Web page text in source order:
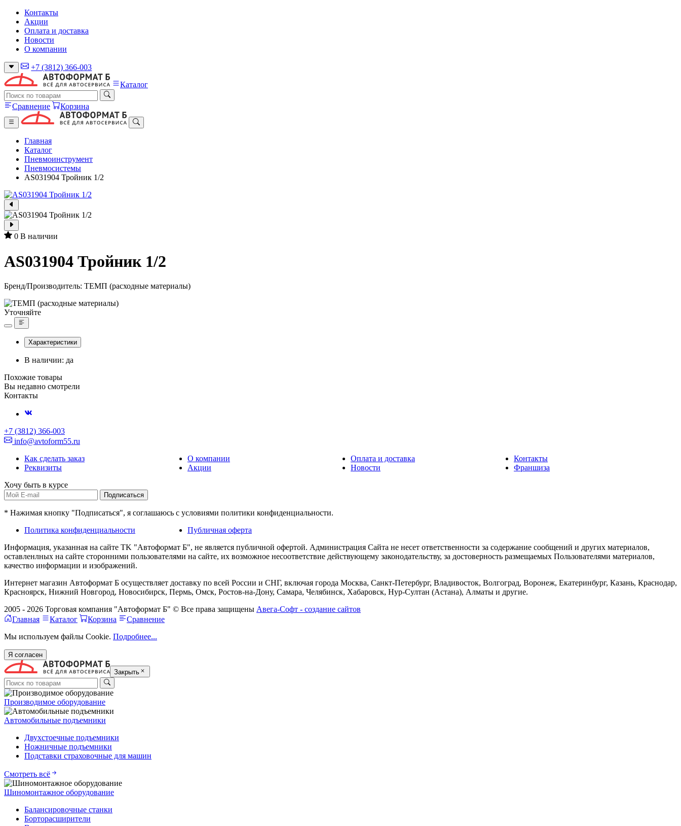
Контакты
Акции
Оплата и доставка
Новости
О компании
+7 (3812) 366-003
Каталог
Сравнение Корзина
Главная
Каталог
Пневмоинструмент
Пневмосистемы
AS031904 Тройник 1/2
0 В наличии
AS031904 Тройник 1/2
Бренд/Производитель: ТЕМП (расходные материалы)
Уточняйте
Характеристики
В наличии: да
Похожие товары
Вы недавно смотрели
Контакты
+7 (3812) 366-003
info@avtoform55.ru
Как сделать заказ
О компании Оплата и доставка
Контакты
Реквизиты
Акции Новости
Франшиза
Хочу быть в курсе
Подписаться
* Нажимая кнопку "Подписаться", я соглашаюсь с условиями политики конфиденциальности.
Политика конфиденциальности
Публичная оферта
Информация, указанная на сайте TK "Автоформат Б", не является публичной офертой. Администрация Сайта не несет ответственности за содержание сообщений и других материалов,
оставленлных на сайте сторонними пользователями на сайте, их возможное несоответствие действующему законодательству, за достоверность размещаемых Пользователями материалов,
качество информации и изображений.
Интернет магазин Автоформат Б осуществляет доставку по всей России и СНГ, включая города Москва, Санкт-Петербург, Владивосток, Волгоград, Воронеж, Екатеринбург, Казань, Краснодар,
Красноярск, Нижний Новгород, Новосибирск, Пермь, Омск, Ростов-на-Дону, Самара, Челябинск, Хабаровск, Нур-Султан (Астана), Алматы и другие.
2005 - 2026 Торговая компания "Автоформат Б" © Все права защищены Авега-Софт - создание сайтов
Главная
Каталог Корзина
Сравнение
Мы используем файлы Cookie. Подробнее...
Я согласен
Закрыть
Производимое оборудование
Автомобильные подъемники
Двухстоечные подъемники
Ножничные подъемники
Подставки страховочные для машин
Смотреть всё
Шиномонтажное оборудование
Балансировочные станки
Борторасширители